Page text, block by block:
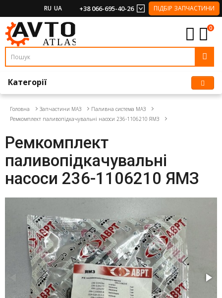
RU UA +38 066-695-40-26 ПІДБІР ЗАПЧАСТИНИ
0
Категорії
Головна Запчастини МАЗ
Паливна система МАЗ
Ремкомплект паливопідкачувальні насоси 236-1106210 ЯМЗ
Ремкомплект
паливопідкачувальні
насоси 236-1106210 ЯМЗ